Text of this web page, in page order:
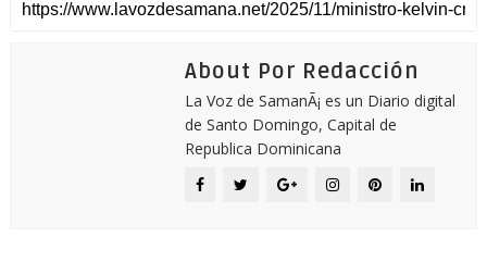
About Por Redacción
La Voz de SamanÃ¡ es un Diario digital
de Santo Domingo, Capital de
Republica Dominicana